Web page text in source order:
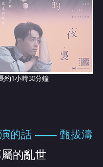
約1小時30分鐘
的話 —— 甄拔濤
的亂世